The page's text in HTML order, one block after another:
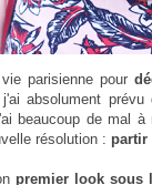
parisienne pour
absolument
beaucoup de mal
résolution : partir
premier look sous